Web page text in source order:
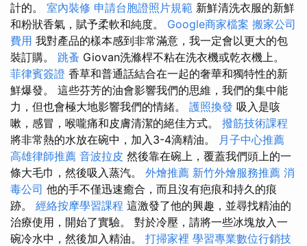
計的。 室內裝修 申請台胞證照片規範 新鮮清洗衣服的新鮮
和粉狀香氣，賦予柔軟和純度。 Google商家檔案 搬家公司
費用 我對產品的樣本感到非常滿意，我一定會以更大的包
裝訂購。 跳蚤 Giovan洗滌桿不粘在洗衣機或乾衣機上。
菲律賓簽證 香草和普通話結合在一起的奢華和獨特性的新
鮮爆發。 這些芬芳的油會影響我們的思維，我們的集中能
力，但也會極大地影響我們的情緒。 護照換發 吸入是咳
嗽，感冒，喉嚨痛和皮膚清潔的絕佳方式。 撥筋技術課程
將非常熱的水放在碗中，加入3-4滴精油。 月子中心推薦
高雄律師推薦 音波拉皮 然後靠在碗上，覆蓋我們頭上的一
條大毛巾，然後吸入蒸汽。 外燴推薦 新竹外燴服務推薦 消
毒公司 他的手不僅迅速癒合，而且沒有疤痕和持久的痕
跡。 經絡按摩學習課程 這激發了他的興趣，並尋找精油的
治療使用，開始了實驗。 對於冷壓，請將一些冰塊放入一
碗冷水中，然後加入精油。 打掃家裡 學習專業數位行銷技